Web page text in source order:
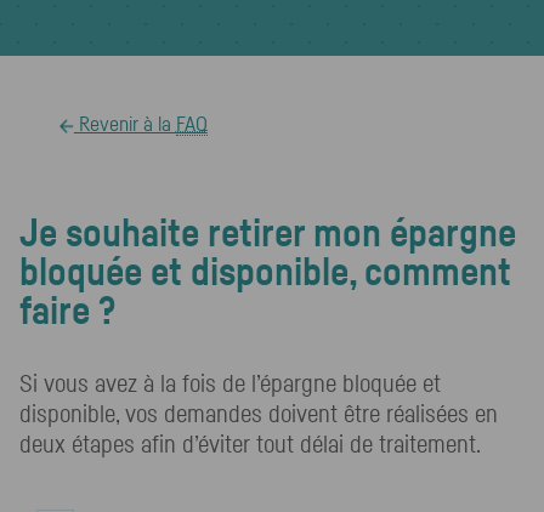
Revenir à la FAQ
Je souhaite retirer mon épargne
bloquée et disponible, comment
faire ?
Si vous avez à la fois de l’épargne bloquée et
disponible, vos demandes doivent être réalisées en
deux étapes afin d’éviter tout délai de traitement.